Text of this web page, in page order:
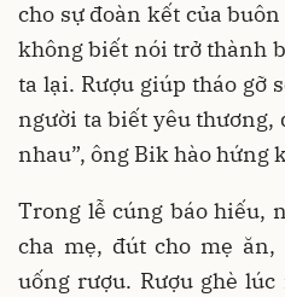
cho sự đoàn kết của
không biết nói trở thành
ta lại. Rượu giúp tháo gỡ
người ta biết yêu thương,
nhau”, ông Bik hào hứng
Trong lễ cúng báo hiếu,
cha mẹ, đút cho mẹ
uống rượu. Rượu ghè